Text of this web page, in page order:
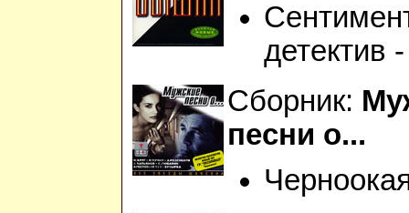
детектив
Сборник:
песни о...